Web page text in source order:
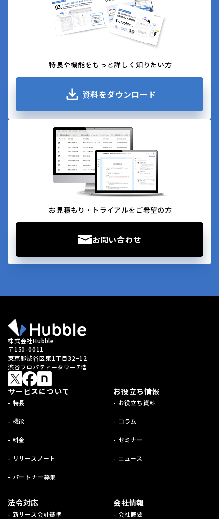
特長や機能をもっと詳しく知りたい方
資料をダウンロード
お見積もり・トライアルをご希望の方
お問い合わせ
株式会社Hubble
〒150-0011
東京都渋谷区東1丁目32−12
渋谷プロパティータワー7階
サービスについて
- 特長
- 機能
- 料金
- リリースノート
- パートナー募集
お役立ち情報
- お役立ち資料
- コラム
- セミナー
- ニュース
法令対応
- 新リース会計基準
会社情報
- 会社概要